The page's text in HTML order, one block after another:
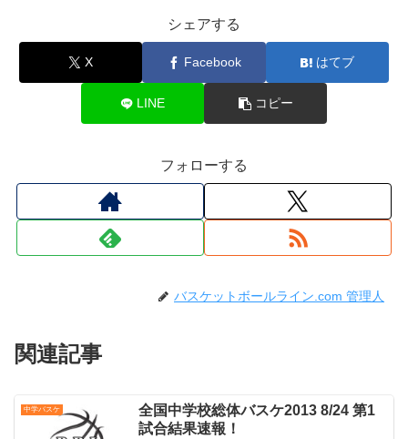
シェアする
X Facebook はてブ
LINE コピー
フォローする
バスケットボールライン.com 管理人
関連記事
中学バスケ
全国中学校総体バスケ2013 8/24 第1
試合結果速報！